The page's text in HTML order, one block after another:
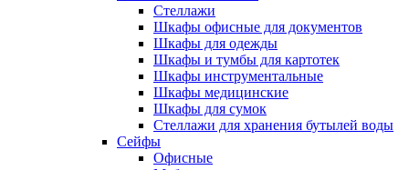
Стеллажи
Шкафы офисные для документов
Шкафы для одежды
Шкафы и тумбы для картотек
Шкафы инструментальные
Шкафы медицинские
Шкафы для сумок
Стеллажи для хранения бутылей воды
Сейфы
Офисные